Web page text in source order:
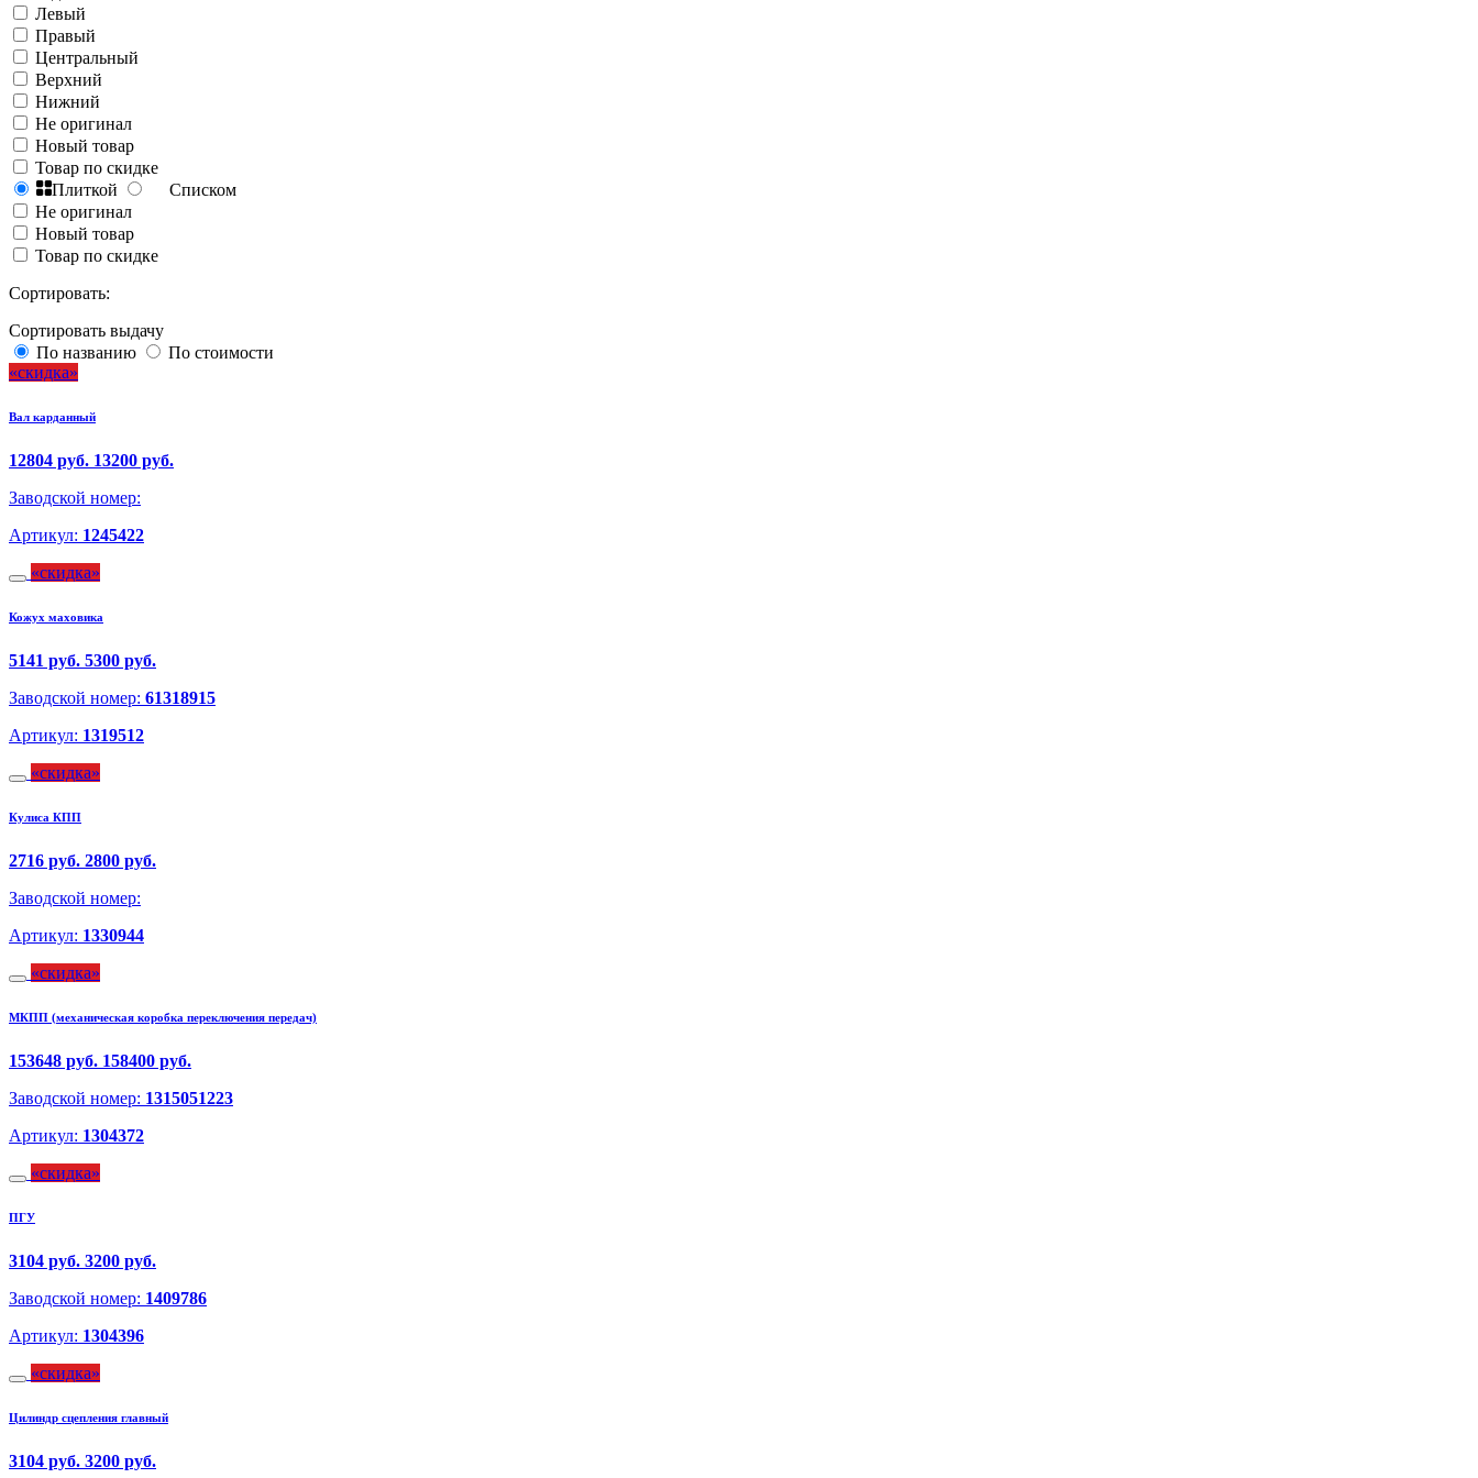
Левый
Правый
Центральный
Верхний
Нижний
Не оригинал
Новый товар
Товар по скидке
Плиткой
Списком
Не оригинал
Новый товар
Товар по скидке
Сортировать:
Сортировать выдачу
По названию
По стоимости
скидка
Вал карданный
12804 руб. 13200 руб.
Заводской номер:
Артикул: 1245422
скидка
Кожух маховика
5141 руб. 5300 руб.
Заводской номер: 61318915
Артикул: 1319512
скидка
Кулиса КПП
2716 руб. 2800 руб.
Заводской номер:
Артикул: 1330944
скидка
МКПП (механическая коробка переключения передач)
153648 руб. 158400 руб.
Заводской номер: 1315051223
Артикул: 1304372
скидка
ПГУ
3104 руб. 3200 руб.
Заводской номер: 1409786
Артикул: 1304396
скидка
Цилиндр сцепления главный
3104 руб. 3200 руб.